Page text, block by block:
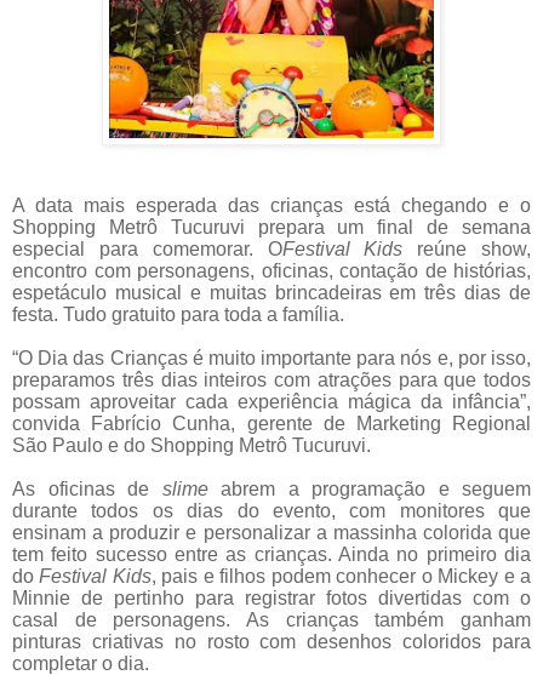
A data mais esperada das crianças está chegando e o
Shopping Metrô Tucuruvi prepara um final de semana
especial para comemorar. OFestival Kids reúne show,
encontro com personagens, oficinas, contação de histórias,
espetáculo musical e muitas brincadeiras em três dias de
festa. Tudo gratuito para toda a família.
“O Dia das Crianças é muito importante para nós e, por isso,
preparamos três dias inteiros com atrações para que todos
possam aproveitar cada experiência mágica da infância”,
convida Fabrício Cunha, gerente de Marketing Regional
São Paulo e do Shopping Metrô Tucuruvi.
As oficinas de slimeabrem a programação e seguem
durante todos os dias do evento, com monitores que
ensinam a produzir e personalizar a massinha colorida que
tem feito sucesso entre as crianças. Ainda no primeiro dia
doFestival Kids, pais e filhos podem conhecer o Mickey e a
Minnie de pertinho para registrar fotos divertidas com o
casal de personagens. As crianças também ganham
pinturas criativas no rosto com desenhos coloridos para
completar o dia.